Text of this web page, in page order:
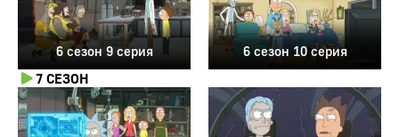
6 сезон 9 серия
6 сезон 10 серия
7 СЕЗОН